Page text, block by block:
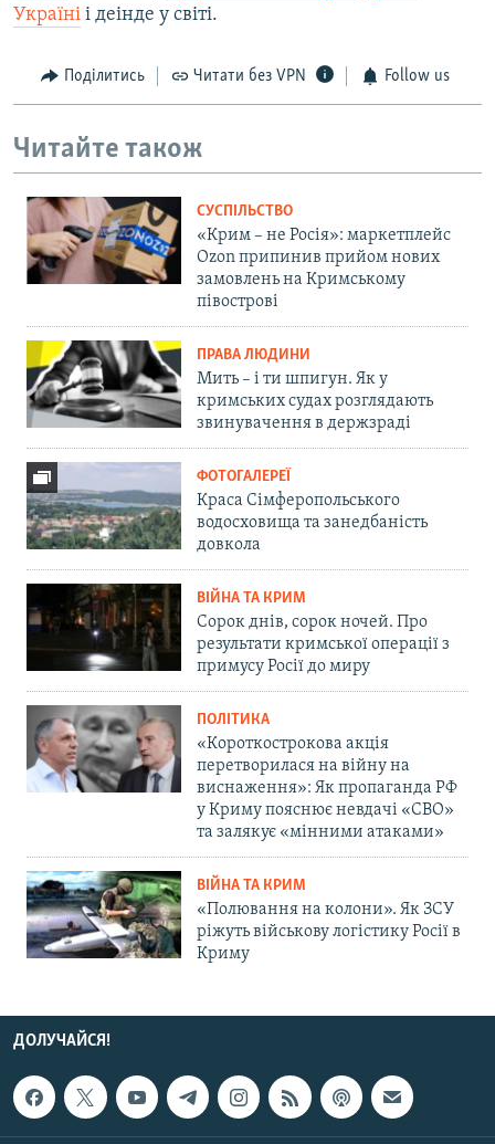
Україні і деінде у світі.
Поділитись Читати без VPN Follow us
Читайте також
СУСПІЛЬСТВО
«Крим – не Росія»: маркетплейс
Ozon припинив прийом нових
замовлень на Кримському
півострові
ПРАВА ЛЮДИНИ
Мить – і ти шпигун. Як у
кримських судах розглядають
звинувачення в держзраді
ФОТОГАЛЕРЕЇ
Краса Сімферопольського
водосховища та занедбаність
довкола
ВІЙНА ТА КРИМ
Сорок днів, сорок ночей. Про
результати кримської операції з
примусу Росії до миру
ПОЛІТИКА
«Короткострокова акція
перетворилася на війну на
виснаження»: Як пропаганда РФ
у Криму пояснює невдачі «СВО»
та залякує «мінними атаками»
ВІЙНА ТА КРИМ
«Полювання на колони». Як ЗСУ
ріжуть військову логістику Росії в
Криму
ДОЛУЧАЙСЯ!